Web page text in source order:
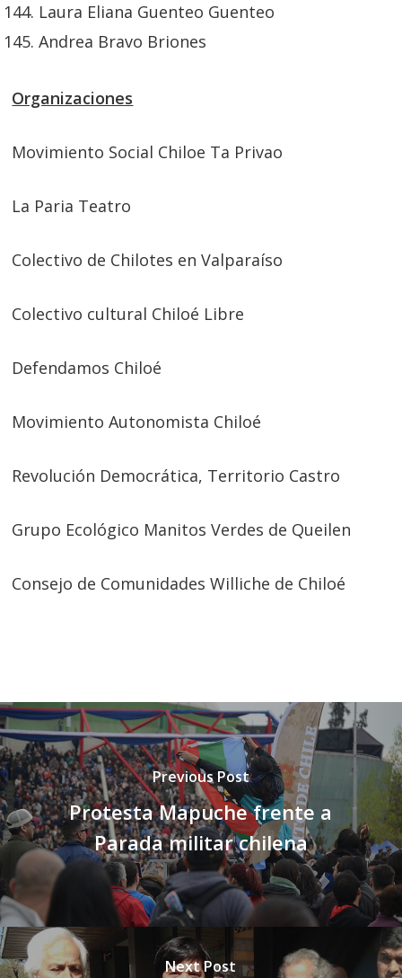
Laura Eliana Guenteo Guenteo
Andrea Bravo Briones
Organizaciones
Movimiento Social Chiloe Ta Privao
La Paria Teatro
Colectivo de Chilotes en Valparaíso
Colectivo cultural Chiloé Libre
Defendamos Chiloé
Movimiento Autonomista Chiloé
Revolución Democrática, Territorio Castro
Grupo Ecológico Manitos Verdes de Queilen
Consejo de Comunidades Williche de Chiloé
Previous Post
Protesta Mapuche frente a
Parada militar chilena
Next Post